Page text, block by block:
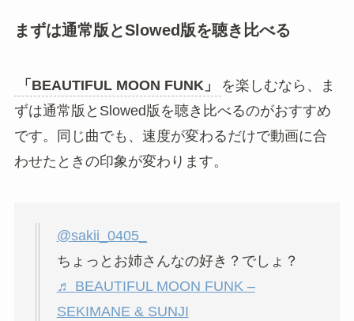
まずは通常版とSlowed版を聴き比べる
「BEAUTIFUL MOON FUNK」
を楽しむなら、ま
ずは通常版とSlowed版を聴き比べるのがおすすめ
です。同じ曲でも、速度が変わるだけで動画に合
わせたときの印象が変わります。
@sakii_0405_
ちょっとお姉さんなの好き？でしょ？
♬ BEAUTIFUL MOON FUNK –
SEKIMANE & SUNJI